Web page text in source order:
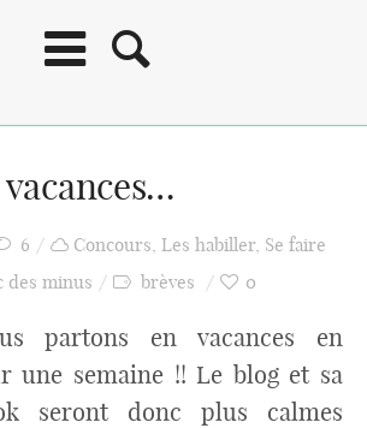
vacances…
6 Concours, Les habiller, Se faire
des minus brèves 0
partons en vacances en
une semaine !! Le blog et sa
seront donc plus calmes